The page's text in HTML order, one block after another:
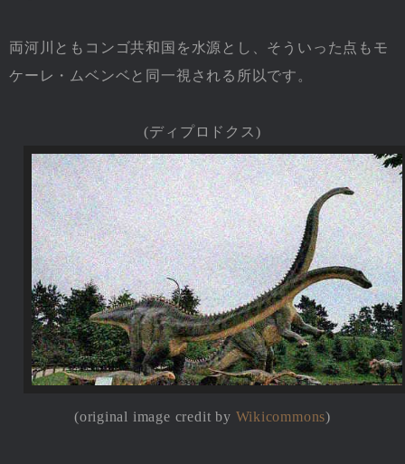
両河川ともコンゴ共和国を水源とし、そういった点もモ
ケーレ・ムベンベと同一視される所以です。
(ディプロドクス)
(original image credit by Wikicommons)